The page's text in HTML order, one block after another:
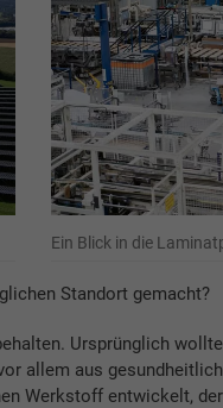
Ein Blick in die
Standort gemacht?
Ursprünglich
allem aus
Werkstoff entwickelt,